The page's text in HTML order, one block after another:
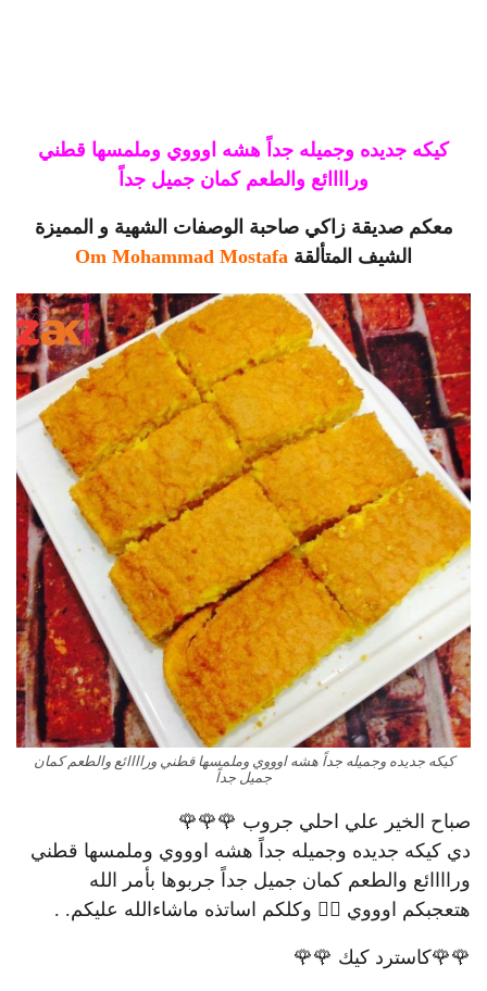
كيكه جديده وجميله جداً هشه اوووي وملمسها قطني
وراااائع والطعم كمان جميل جداً
معكم صديقة زاكي صاحبة الوصفات الشهية و المميزة
الشيف المتألقة Om Mohammad Mostafa
كيكه جديده وجميله جداً هشه اوووي وملمسها قطني وراااائع والطعم كمان
جميل جداً
صباح الخير علي احلي جروب 🌹🌹🌹
دي كيكه جديده وجميله جداً هشه اوووي وملمسها قطني
وراااائع والطعم كمان جميل جداً جربوها بأمر الله
هتعجبكم اوووي 👍🏻 وكلكم اساتذه ماشاءالله عليكم. .
🌹🌹كاسترد كيك 🌹🌹